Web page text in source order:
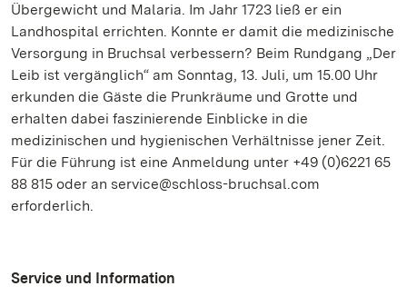
Übergewicht und Malaria. Im Jahr 1723 ließ er ein
Landhospital errichten. Konnte er damit die medizinische
Versorgung in Bruchsal verbessern? Beim Rundgang „Der
Leib ist vergänglich“ am Sonntag, 13. Juli, um 15.00 Uhr
erkunden die Gäste die Prunkräume und Grotte und
erhalten dabei faszinierende Einblicke in die
medizinischen und hygienischen Verhältnisse jener Zeit.
Für die Führung ist eine Anmeldung unter +49 (0)6221 65
88 815 oder an service@schloss-bruchsal.com
erforderlich.
Service und Information